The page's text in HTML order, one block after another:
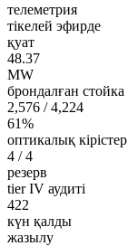
телеметрия
тікелей эфирде
қуат
48.37
MW
брондалған стойка
2,576 / 4,224
61%
оптикалық кірістер
4 / 4
резерв
tier IV аудиті
422
күн қалды
жазылу